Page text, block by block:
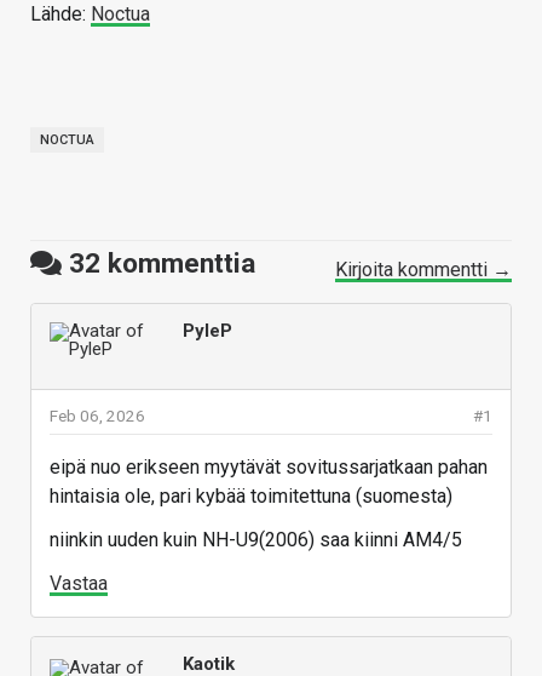
Lähde: Noctua
NOCTUA
32 kommenttia Kirjoita kommentti →
PyleP
#1
Feb 06, 2026
eipä nuo erikseen myytävät sovitussarjatkaan pahan
hintaisia ole, pari kybää toimitettuna (suomesta)
niinkin uuden kuin NH-U9(2006) saa kiinni AM4/5
Vastaa
Kaotik